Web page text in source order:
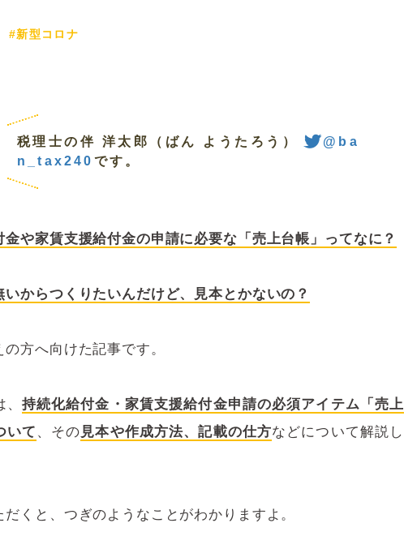
#新型コロナ
税理士の伴 洋太郎（ばん ようたろう）
@ba
n_tax240 です。
金や家賃支援給付金の申請に必要な「売上台帳」ってなに？
いからつくりたいんだけど、見本とかないの？
の方へ向けた記事です。
持続化給付金・家賃支援給付金申請の必須アイテム「売上
いて 、その 見本や作成方法、記載の仕方などについて解説し
だくと、つぎのようなことがわかりますよ。